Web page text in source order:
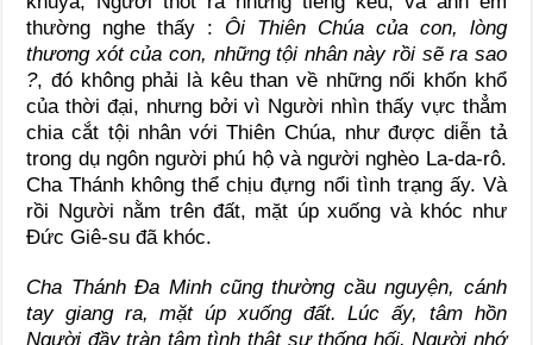
thường nghe thấy : Ôi Thiên Chúa của con, lòng
thương xót của con, những tội nhân này rồi sẽ ra sao
?, đó không phải là kêu than về những nối khốn khổ
của thời đại, nhưng bởi vì Người nhìn thấy vực thẳm
chia cắt tội nhân với Thiên Chúa, như được diễn tả
trong dụ ngôn người phú hộ và người nghèo La-da-rô.
Cha Thánh không thể chịu đựng nổi tình trạng ấy. Và
rồi Người nằm trên đất, mặt úp xuống và khóc như
Đức Giê-su đã khóc.
Cha Thánh Đa Minh cũng thường cầu nguyện, cánh
tay giang ra, mặt úp xuống đất. Lúc ấy, tâm hồn
Người đầy tràn tâm tình thật sự thống hối. Người nhớ